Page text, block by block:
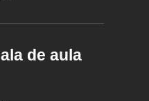
de aula